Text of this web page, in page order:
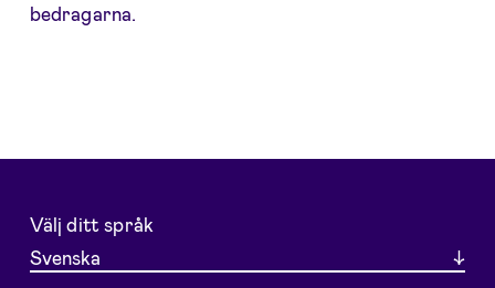
bedragarna.
Välj ditt språk
Svenska